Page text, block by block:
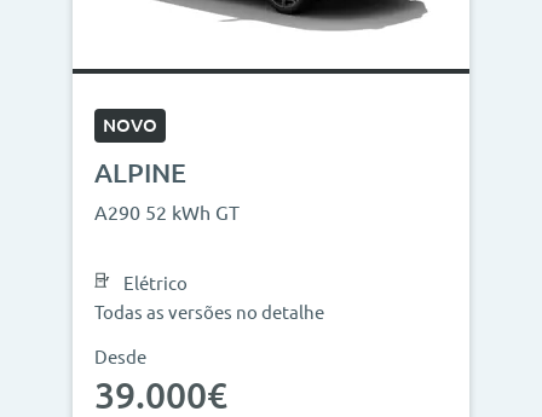
NOVO
ALPINE
A290 52 kWh GT
Elétrico
Todas as versões no detalhe
Desde
39.000€